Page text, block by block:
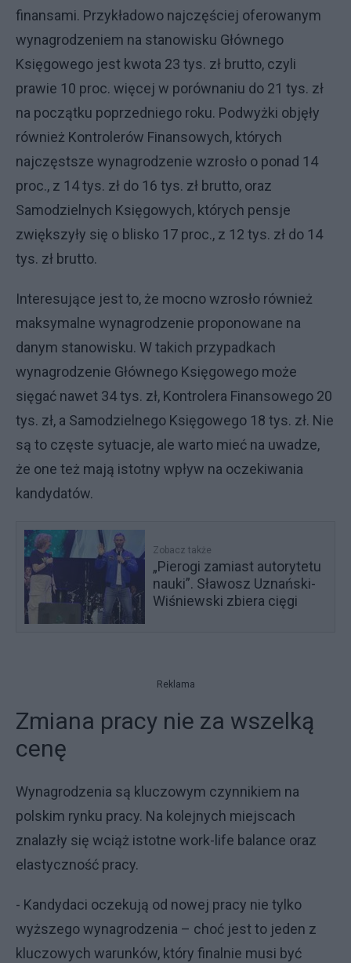
finansami. Przykładowo najczęściej oferowanym
wynagrodzeniem na stanowisku Głównego
Księgowego jest kwota 23 tys. zł brutto, czyli
prawie 10 proc. więcej w porównaniu do 21 tys. zł
na początku poprzedniego roku. Podwyżki objęły
również Kontrolerów Finansowych, których
najczęstsze wynagrodzenie wzrosło o ponad 14
proc., z 14 tys. zł do 16 tys. zł brutto, oraz
Samodzielnych Księgowych, których pensje
zwiększyły się o blisko 17 proc., z 12 tys. zł do 14
tys. zł brutto.
Interesujące jest to, że mocno wzrosło również
maksymalne wynagrodzenie proponowane na
danym stanowisku. W takich przypadkach
wynagrodzenie Głównego Księgowego może
sięgać nawet 34 tys. zł, Kontrolera Finansowego 20
tys. zł, a Samodzielnego Księgowego 18 tys. zł. Nie
są to częste sytuacje, ale warto mieć na uwadze,
że one też mają istotny wpływ na oczekiwania
kandydatów.
Zobacz także
„Pierogi zamiast autorytetu
nauki”. Sławosz Uznański-
Wiśniewski zbiera cięgi
Reklama
Zmiana pracy nie za wszelką
cenę
Wynagrodzenia są kluczowym czynnikiem na
polskim rynku pracy. Na kolejnych miejscach
znalazły się wciąż istotne work-life balance oraz
elastyczność pracy.
- Kandydaci oczekują od nowej pracy nie tylko
wyższego wynagrodzenia – choć jest to jeden z
kluczowych warunków, który finalnie musi być